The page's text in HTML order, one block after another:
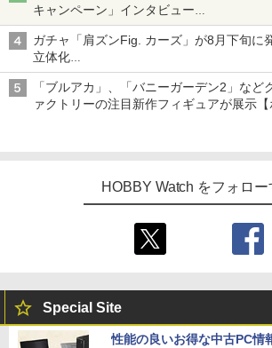
キャンペーン」インタビュー
子どもが楽しめるかっぱ寿司ならではの
追求
ガチャ「肩ズンFig. カーズ」が8月下旬に
立体化
ライトニング・マックィーンやメーター
「ブルアカ」、「バニーガーデン2」など
ァクトリーの注目新作フィギュアが展示
HOBBY Watch をフォロー
Special Site
性能の良いお得な中古PC情